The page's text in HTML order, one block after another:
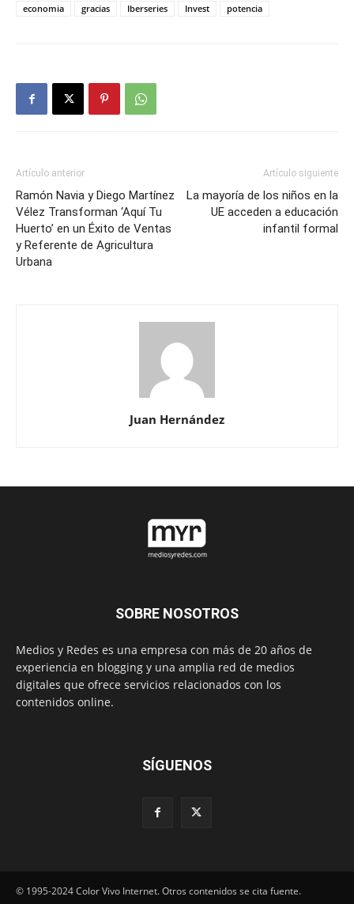
economia
gracias Iberseries Invest potencia
Artículo anterior
Ramón Navia y Diego Martínez
Vélez Transforman ‘Aquí Tu
Huerto’ en un Éxito de Ventas
y Referente de Agricultura
Urbana
Artículo siguiente
La mayoría de los niños en la
UE acceden a educación
infantil formal
Juan Hernández
SOBRE NOSOTROS
Medios y Redes es una empresa con más de 20 años de
experiencia en blogging y una amplia red de medios
digitales que ofrece servicios relacionados con los
contenidos online.
SÍGUENOS
© 1995-2024 Color Vivo Internet. Otros contenidos se cita fuente.